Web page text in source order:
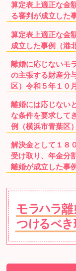
算定表上適正な金
る審判が成立した
算定表上適正な金
成立した事例（港
離婚に応じないモ
の主張する財産分
区）令和５年１０月
離婚には応じない
な条件を要求して
例（横浜市青葉区）
解決金として１８
受け取り、年金分
離婚が成立した事